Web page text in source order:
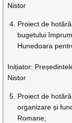
Nistor
Proiect de
bugetului
Hunedoara
Inițiator:
Nistor
Proiect de
organizare și
Romane;